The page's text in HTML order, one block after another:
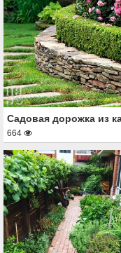
Садовая дорожка из
664